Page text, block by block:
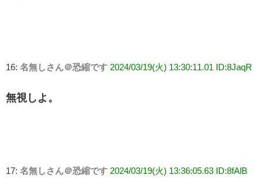
16: 名無しさん＠恐縮です 2024/03/19(火) 13:30:11.01 ID:8JaqR
無視しよ。
17: 名無しさん＠恐縮です 2024/03/19(火) 13:36:05.63 ID:8fAlB